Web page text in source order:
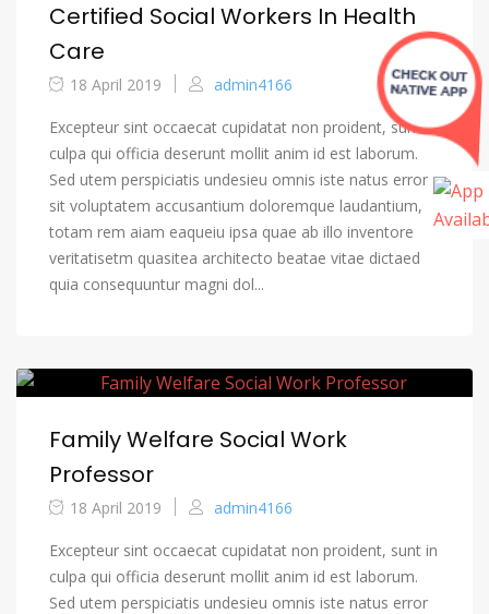
Certified Social Workers In Health
Care
18 April 2019 admin4166
Excepteur sint occaecat cupidatat non proident, sunt in
culpa qui officia deserunt mollit anim id est laborum.
Sed utem perspiciatis undesieu omnis iste natus error
sit voluptatem accusantium doloremque laudantium,
totam rem aiam eaqueiu ipsa quae ab illo inventore
veritatisetm quasitea architecto beatae vitae dictaed
quia consequuntur magni dol...
Family Welfare Social Work
Professor
18 April 2019 admin4166
Excepteur sint occaecat cupidatat non proident, sunt in
culpa qui officia deserunt mollit anim id est laborum.
Sed utem perspiciatis undesieu omnis iste natus error